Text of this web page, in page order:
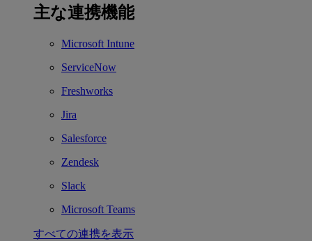
主な連携機能
Microsoft Intune
ServiceNow
Freshworks
Jira
Salesforce
Zendesk
Slack
Microsoft Teams
すべての連携を表示